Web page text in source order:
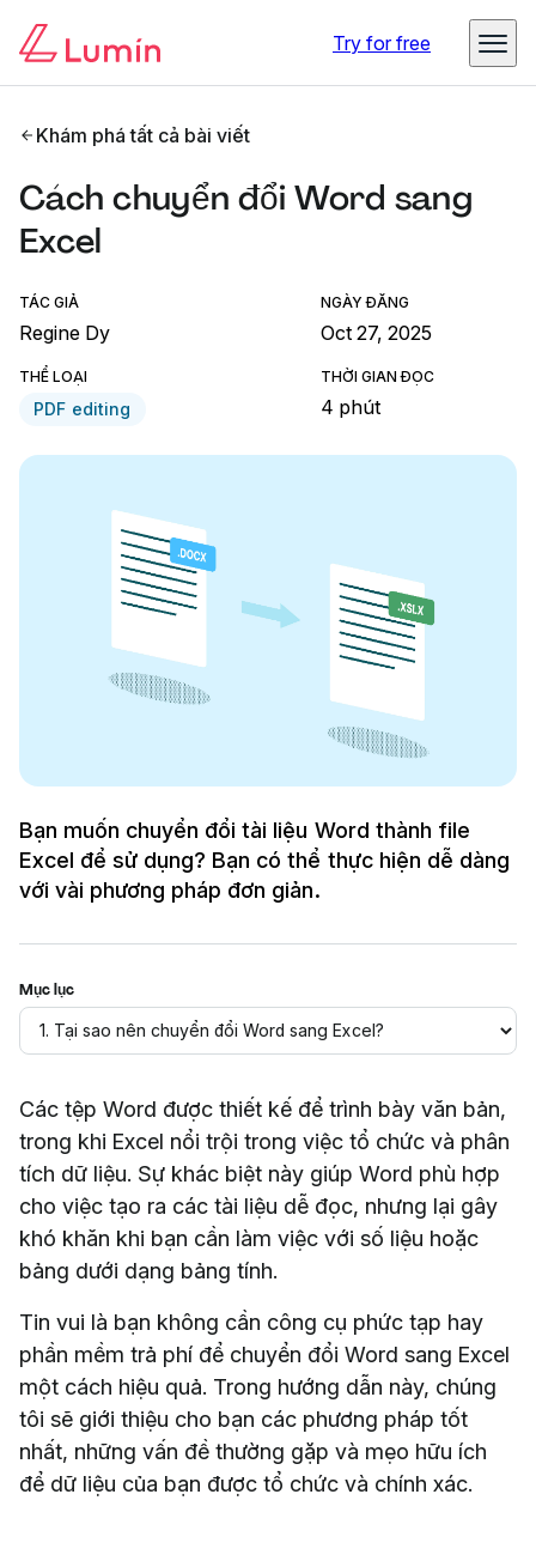
Try for free
Khám phá tất cả bài viết
Cách chuyển đổi Word sang
Excel
TÁC GIẢ
Regine Dy
NGÀY ĐĂNG
Oct 27, 2025
THỂ LOẠI
PDF editing
THỜI GIAN ĐỌC
4 phút
Bạn muốn chuyển đổi tài liệu Word thành file
Excel để sử dụng? Bạn có thể thực hiện dễ dàng
với vài phương pháp đơn giản.
Mục lục
Các tệp Word được thiết kế để trình bày văn bản,
trong khi Excel nổi trội trong việc tổ chức và phân
tích dữ liệu. Sự khác biệt này giúp Word phù hợp
cho việc tạo ra các tài liệu dễ đọc, nhưng lại gây
khó khăn khi bạn cần làm việc với số liệu hoặc
bảng dưới dạng bảng tính.
Tin vui là bạn không cần công cụ phức tạp hay
phần mềm trả phí để chuyển đổi Word sang Excel
một cách hiệu quả. Trong hướng dẫn này, chúng
tôi sẽ giới thiệu cho bạn các phương pháp tốt
nhất, những vấn đề thường gặp và mẹo hữu ích
để dữ liệu của bạn được tổ chức và chính xác.